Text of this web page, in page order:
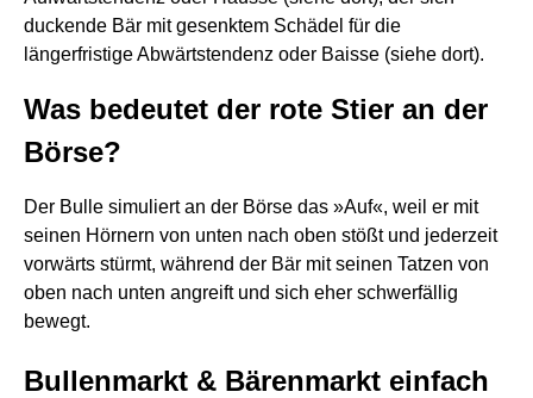
duckende Bär mit gesenktem Schädel für die
längerfristige Abwärtstendenz oder Baisse (siehe dort).
Was bedeutet der rote Stier an der
Börse?
Der Bulle simuliert an der Börse das »Auf«, weil er mit
seinen Hörnern von unten nach oben stößt und jederzeit
vorwärts stürmt, während der Bär mit seinen Tatzen von
oben nach unten angreift und sich eher schwerfällig
bewegt.
Bullenmarkt & Bärenmarkt einfach